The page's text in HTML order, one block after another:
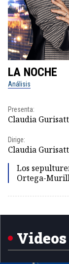
LA NOCHE
Análisis
Presenta:
Claudia
Dirige:
Claudia
Los
Ortega-
Videos